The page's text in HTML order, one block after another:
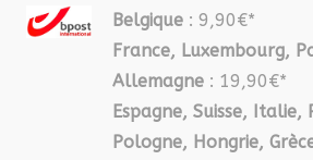
Belgique : 9,90€*
France, Luxembourg,
Allemagne : 19,90€*
Espagne, Suisse, Italie,
Pologne, Hongrie,